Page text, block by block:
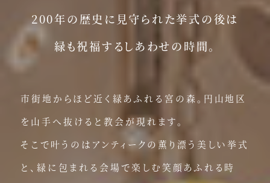
200年の歴史に見守られた挙式の後は
緑も祝福するしあわせの時間。
市街地からほど近く緑あふれる宮の森。 円山地区
を山手へ抜けると教会が現れます。
そこで叶うのはアンティークの薫り漂う美しい挙式
と、緑に包まれる会場で楽しむ笑顔あふれる時